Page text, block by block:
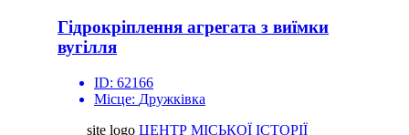
Гідрокріплення агрегата з виїмки
вугілля
ID: 62166
Місце: Дружківка
site logo ЦЕНТР МІСЬКОЇ ІСТОРІЇ